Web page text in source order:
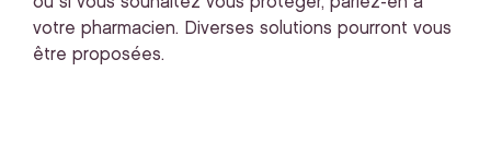
votre pharmacien. Diverses solutions pourront vous
être proposées.